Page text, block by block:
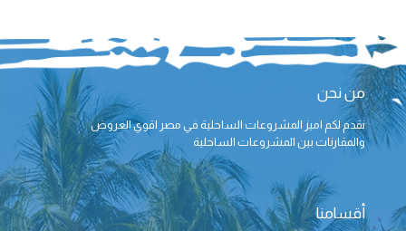
من نحن
نقدم لكم اميز المشروعات الساحلية في مصر اقوي العروض
والمقارنات بين المشروعات الساحلية
أقسامنا